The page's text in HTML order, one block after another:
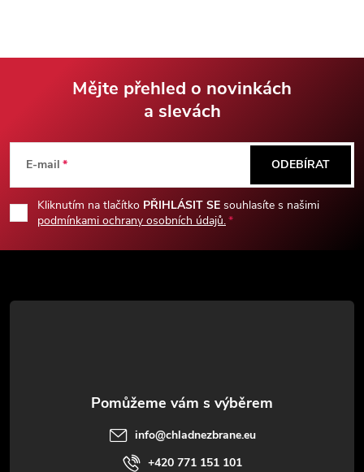
p
a
Mějte přehled o novinkách
a slevách
E-mail
Kliknutím na tlačítko PŘIHLÁSIT SE souhlasíte s našimi
podmínkami ochrany osobních údajů.
ODEBÍRAT
info@chladnezbrane.eu
+420 771 151 101